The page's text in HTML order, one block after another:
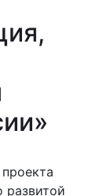
развитой